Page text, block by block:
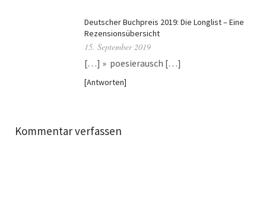
Deutscher Buchpreis 2019: Die Longlist – Eine
Rezensionsübersicht
15. September 2019
[…] » poesierausch […]
Antworten
Kommentar verfassen